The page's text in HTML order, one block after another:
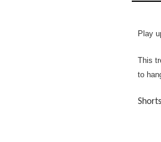
Play
This
to